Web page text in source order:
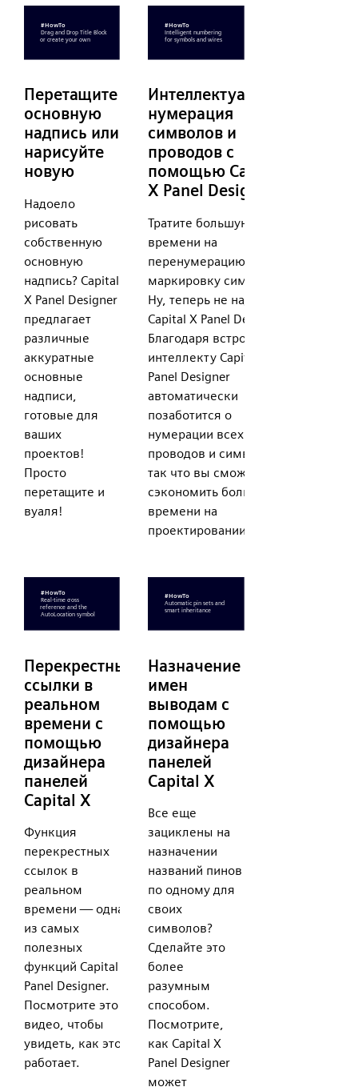
Перетащите
основную
надпись или
нарисуйте
новую
Надоело
рисовать
собственную
основную
надпись? Capital
X Panel Designer
предлагает
различные
аккуратные
основные
надписи,
готовые для
ваших
проектов!
Просто
перетащите и
вуаля!
Интеллектуальная
нумерация
символов и
проводов с
помощью Capital
X Panel Designer
Тратите большую часть
времени на
перенумерацию и
маркировку символов?
Ну, теперь не надо с
Capital X Panel Designer!
Благодаря встроенному
интеллекту Capital X
Panel Designer
автоматически
позаботится о
нумерации всех ваших
проводов и символов,
так что вы сможете
сэкономить больше
времени на
проектировании!
Перекрестные
ссылки в
реальном
времени с
помощью
дизайнера
панелей
Capital X
Функция
перекрестных
ссылок в
реальном
времени — одна
из самых
полезных
функций Capital X
Panel Designer.
Посмотрите это
видео, чтобы
увидеть, как это
работает.
Назначение
имен
выводам с
помощью
дизайнера
панелей
Capital X
Все еще
зациклены на
назначении
названий пинов
по одному для
своих
символов?
Сделайте это
более
разумным
способом.
Посмотрите,
как Capital X
Panel Designer
может